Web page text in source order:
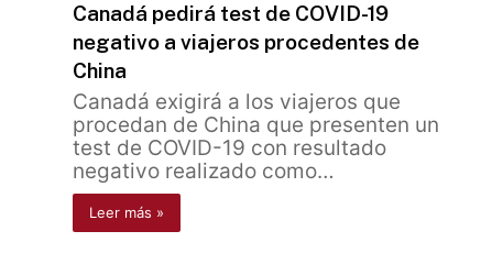
Canadá pedirá test de COVID-19
negativo a viajeros procedentes de
China
Canadá exigirá a los viajeros que
procedan de China que presenten un
test de COVID-19 con resultado
negativo realizado como…
Leer más »